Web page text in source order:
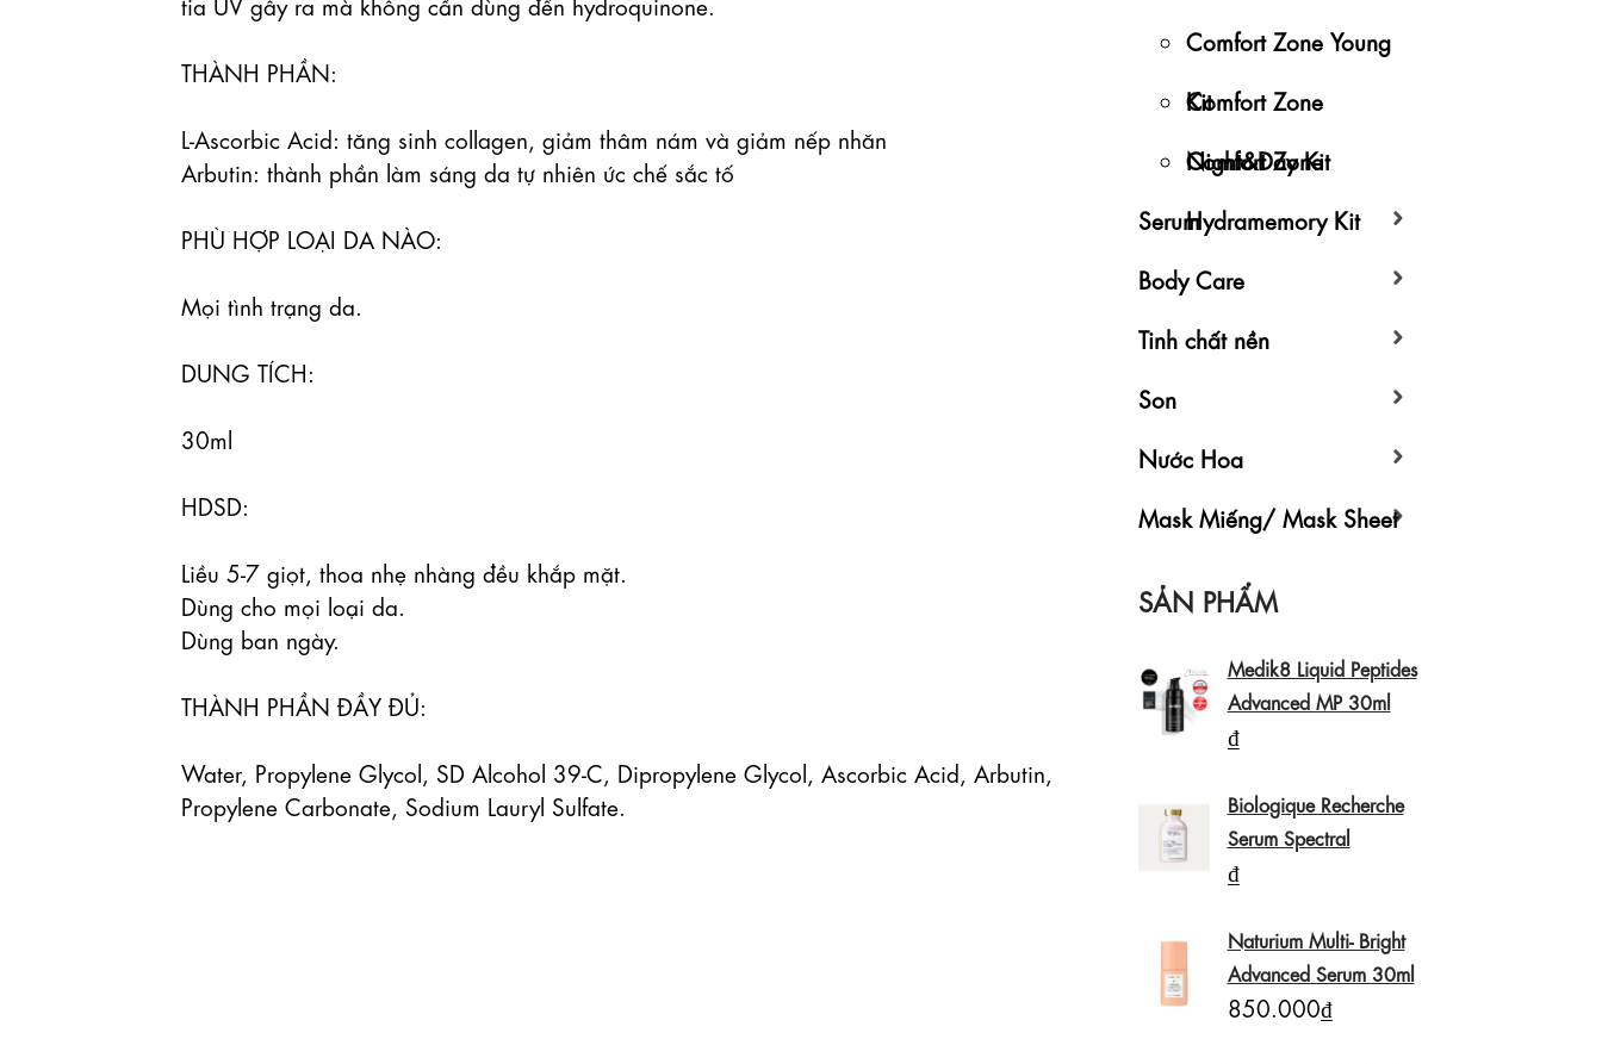
THÀNH PHẦN:
L-Ascorbic Acid: tăng sinh collagen, giảm thâm nám và giảm nếp nhăn
Arbutin: thành phần làm sáng da tự nhiên ức chế sắc tố
PHÙ HỢP LOẠI DA NÀO:
Mọi tình trạng da.
DUNG TÍCH:
30ml
HDSD:
Liều 5-7 giọt, thoa nhẹ nhàng đều khắp mặt.
Dùng cho mọi loại da.
Dùng ban ngày.
THÀNH PHẦN ĐẦY ĐỦ:
Water, Propylene Glycol, SD Alcohol 39-C, Dipropylene Glycol, Ascorbic Acid, Arbutin,
Propylene Carbonate, Sodium Lauryl Sulfate.
Comfort Zone Young
Kit
Comfort Zone
Night&Day Kit
Comfort Zone
Hydramemory Kit
Serum
Body Care
Tinh chất nền
Son
Nước Hoa
Mask Miếng/ Mask Sheet
SẢN PHẨM
Medik8 Liquid Peptides
Advanced MP 30ml
₫
Biologique Recherche
Serum Spectral
₫
Naturium Multi- Bright
Advanced Serum 30ml
850.000₫